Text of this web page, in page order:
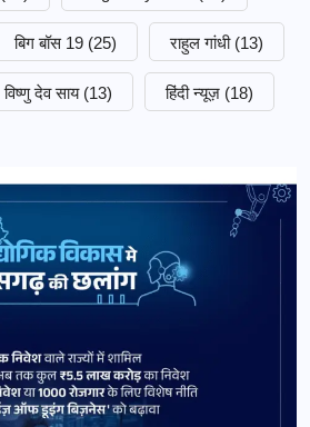
बिग बॉस 19 (25) राहुल गांधी (13)
विष्णु देव साय (13) हिंदी न्यूज़ (18)